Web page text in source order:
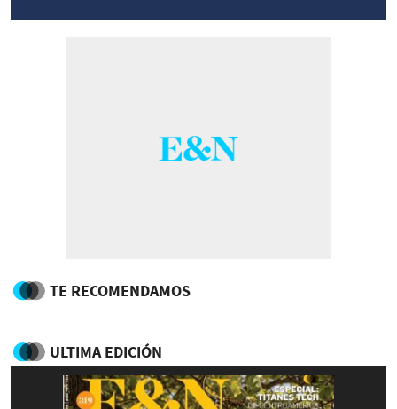
TE RECOMENDAMOS
ULTIMA EDICIÓN